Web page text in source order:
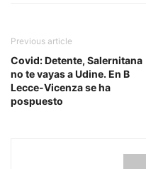
Previous article
Covid: Detente, Salernitana
no te vayas a Udine. En B
Lecce-Vicenza se ha
pospuesto